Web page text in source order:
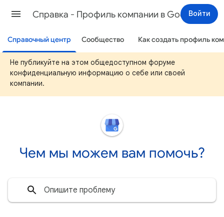
Cправка - Профиль компании в GoogleВойти
Справочный центр Сообщество Как создать профиль
Не публикуйте на этом общедоступном форуме
конфиденциальную информацию о себе или своей
компании.
Чем мы можем вам помочь?